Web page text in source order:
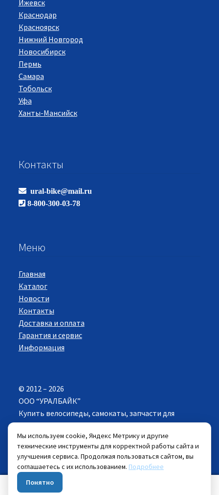
Ижевск
Краснодар
Красноярск
Нижний Новгород
Новосибирск
Пермь
Самара
Тобольск
Уфа
Ханты-Мансийск
Контакты
ural-bike@mail.ru
8-800-300-03-78
Меню
Главная
Каталог
Новости
Контакты
Доставка и оплата
Гарантия и сервис
Информация
© 2012 – 2026
ООО “УРАЛБАЙК”
Купить велосипеды, самокаты, запчасти для
велосипедов в Екатеринбурге. Все права
защищены.
Цены указанные на сайте действуют при
самовывозе велосипеда из розничных магазинов.
Мы используем cookie, Яндекс Метрику и другие
технические инструменты для корректной работы сайта и
улучшения сервиса. Продолжая пользоваться сайтом, вы
соглашаетесь с их использованием. Подробнее
Понятно